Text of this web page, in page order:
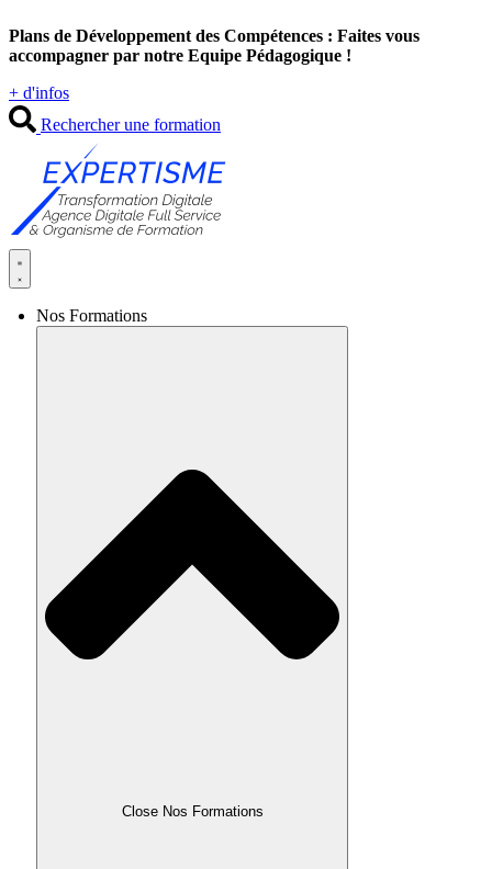
au
contenu
Plans de Développement des Compétences : Faites vous
accompagner par notre Equipe Pédagogique !
+ d'infos
Rechercher une formation
Nos Formations
Close Nos Formations